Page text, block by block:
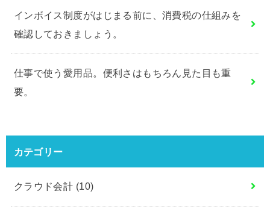
インボイス制度がはじまる前に、消費税の仕組みを
確認しておきましょう。
仕事で使う愛用品。便利さはもちろん見た目も重
要。
カテゴリー
クラウド会計 (10)